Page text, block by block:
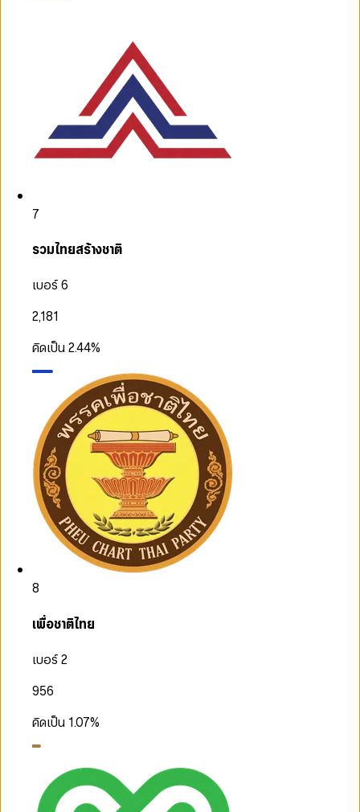
7
รวมไทยสร้างชาติ
เบอร์ 6
2,181
คิดเป็น2.44%
8
เพื่อชาติไทย
เบอร์ 2
956
คิดเป็น 1.07%